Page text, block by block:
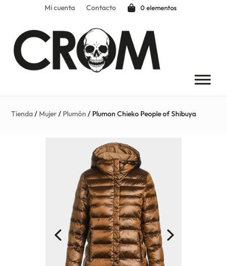
Mi cuenta Contacto 0 elementos
Tienda/ Mujer/ Plumón / Plumon Chieko People of Shibuya